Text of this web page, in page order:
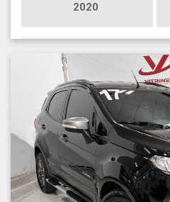
2020